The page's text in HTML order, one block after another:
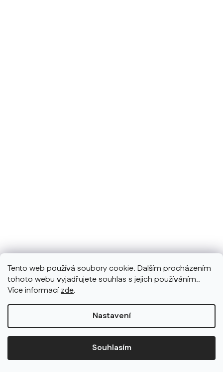
Tento web používá soubory cookie. Dalším procházením
tohoto webu vyjadřujete souhlas s jejich používáním..
Více informacízde.
Nastavení
Souhlasím